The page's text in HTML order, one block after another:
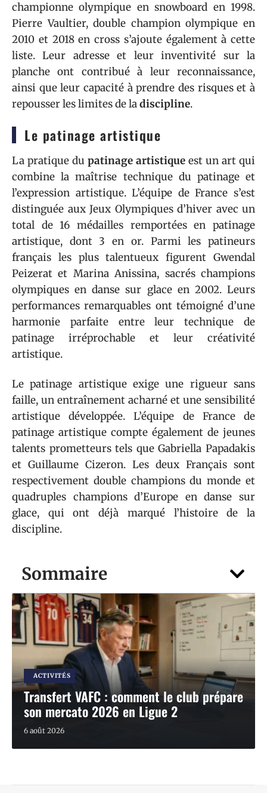
Sommaire
ACTIVITÉS
Transfert VAFC : comment le club prépare
son mercato 2026 en Ligue 2
6 août 2026
championne olympique en snowboard en 1998.
Pierre Vaultier, double champion olympique en
2010 et 2018 en cross s’ajoute également à cette
liste. Leur adresse et leur inventivité sur la
planche ont contribué à leur reconnaissance,
ainsi que leur capacité à prendre des risques et à
repousser les limites de ladiscipline.
Le patinage artistique
La pratique du patinage artistique est un art qui
combine la maîtrise technique du patinage et
l’expression artistique. L’équipe de France s’est
distinguée aux Jeux Olympiques d’hiver avec un
total de 16 médailles remportées en patinage
artistique, dont 3 en or. Parmi les patineurs
français les plus talentueux figurent Gwendal
Peizerat et Marina Anissina, sacrés champions
olympiques en danse sur glace en 2002. Leurs
performances remarquables ont témoigné d’une
harmonie parfaite entre leur technique de
patinage irréprochable et leur créativité
artistique.
Le patinage artistique exige une rigueur sans
faille, un entraînement acharné et une sensibilité
artistique développée. L’équipe de France de
patinage artistique compte également de jeunes
talents prometteurs tels que Gabriella Papadakis
et Guillaume Cizeron. Les deux Français sont
respectivement double champions du monde et
quadruples champions d’Europe en danse sur
glace, qui ont déjà marqué l’histoire de la
discipline.